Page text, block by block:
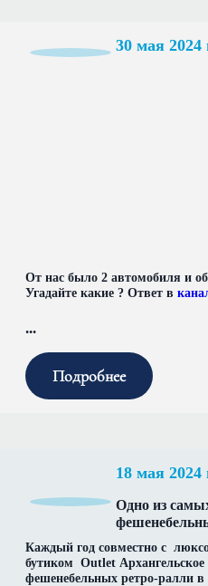
30 мая 2024
От нас было 2 автомобиля и
Угадайте какие ? Ответ в
...
Подробнее
18 мая 2024
Одно из
Каждый год совместно с
бутиком Outlet
фешенебельных ретро-ралли в